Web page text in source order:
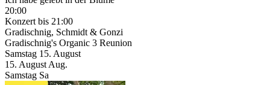
20:00
Konzert bis 21:00
Gradischnig, Schmidt & Gonzi
Gradischnig's Organic 3 Reunion
Samstag 15. August
15. August Aug.
Samstag Sa